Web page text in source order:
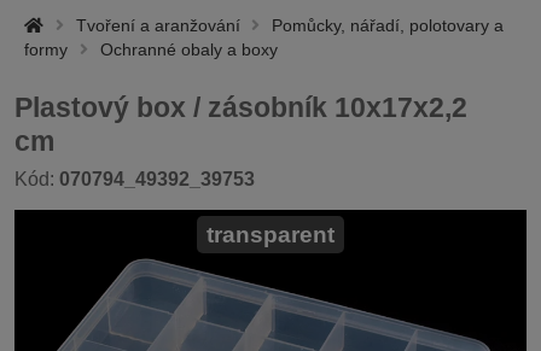
Tvoření a aranžování
Pomůcky, nářadí, polotovary a
formy
Ochranné obaly a boxy
Plastový box / zásobník 10x17x2,2
cm
Kód: 070794_49392_39753
transparent